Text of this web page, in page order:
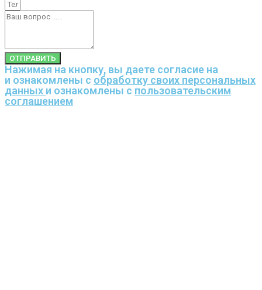
ОТПРАВИТЬ
Нажимая на кнопку, вы даете согласие на
и ознакомлены с обработку своих персональных
данных и ознакомлены с пользовательским
соглашением